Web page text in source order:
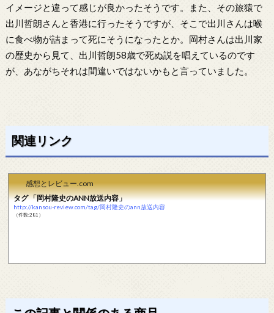
イメージと違って感じが良かったそうです。また、その旅猿で
出川哲朗さんと香港に行ったそうですが、そこで出川さんは喉
に食べ物が詰まって死にそうになったとか。岡村さんは出川家
の歴史から見て、出川哲朗58歳で死ぬ説を唱えているのです
が、あながちそれは間違いではないかもと言っていました。
関連リンク
感想とレビュー.com
タグ 「岡村隆史のANN放送内容」
http://kansou-review.com/tag/岡村隆史のann放送内容
（件数:281）